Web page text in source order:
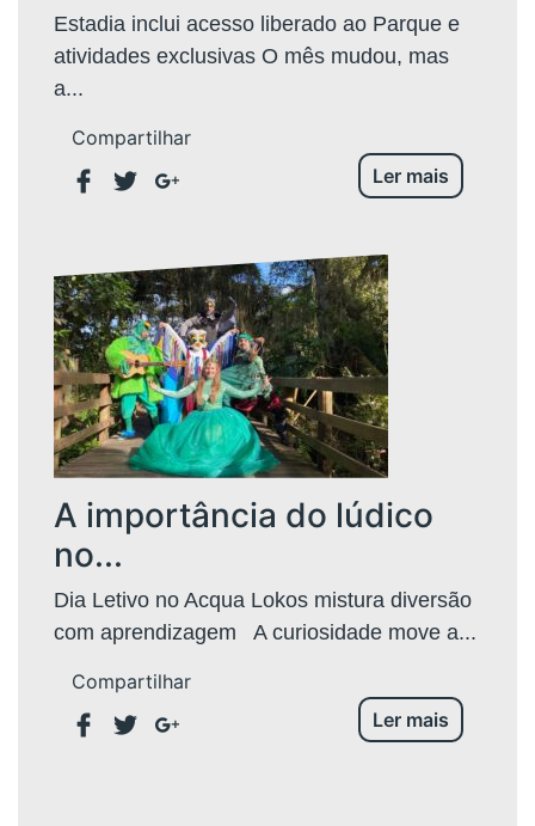
Estadia inclui acesso liberado ao Parque e
atividades exclusivas O mês mudou, mas
a...
Compartilhar
Ler mais
A importância do lúdico
no...
Dia Letivo no Acqua Lokos mistura diversão
com aprendizagem A curiosidade move a...
Compartilhar
Ler mais